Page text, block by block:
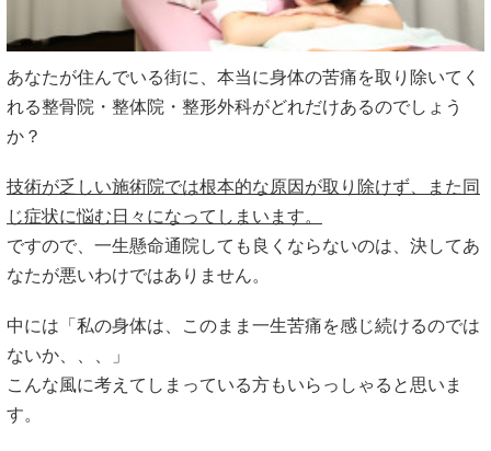
そして、絶対に諦めることなくあなたと歩調を合わせて、身
痛みから解放されて、
楽しんで子育てに取り組みたい
趣味を取り戻したい
スポーツに復帰したい
旅行に行きたい
などなど、やりたいこと、叶えたい夢や理想があると思いま
す。
その夢や理想を実現するために、